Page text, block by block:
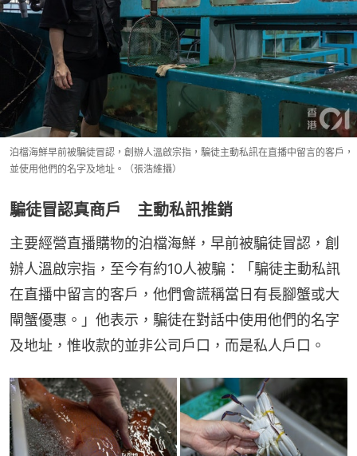
泊檔海鮮早前被騙徒冒認，創辦人溫啟宗指，騙徒主動私訊在直播中留言的客戶，
並使用他們的名字及地址。（張浩維攝）
騙徒冒認真商戶 主動私訊推銷
主要經營直播購物的泊檔海鮮，早前被騙徒冒認，創
辦人溫啟宗指，至今有約10人被騙：「騙徒主動私訊
在直播中留言的客戶，他們會謊稱當日有長腳蟹或大
閘蟹優惠。」他表示，騙徒在對話中使用他們的名字
及地址，惟收款的並非公司戶口，而是私人戶口。